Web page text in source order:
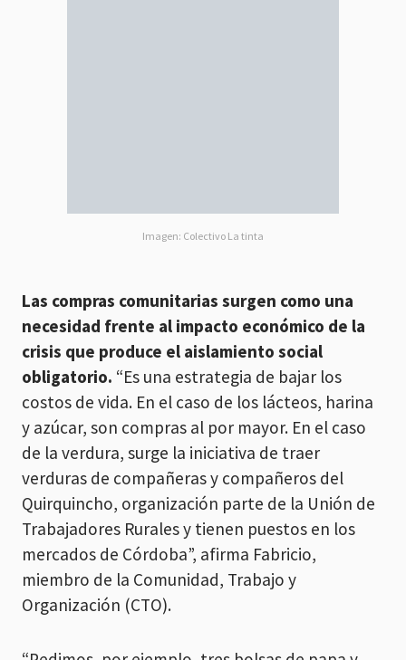
Imagen: Colectivo La tinta
Las compras comunitarias surgen como una
necesidad frente al impacto económico de la
crisis que produce el aislamiento social
obligatorio. “Es una estrategia de bajar los
costos de vida. En el caso de los lácteos, harina
y azúcar, son compras al por mayor. En el caso
de la verdura, surge la iniciativa de traer
verduras de compañeras y compañeros del
Quirquincho, organización parte de la Unión de
Trabajadores Rurales y tienen puestos en los
mercados de Córdoba”, afirma Fabricio,
miembro de la Comunidad, Trabajo y
Organización (CTO).